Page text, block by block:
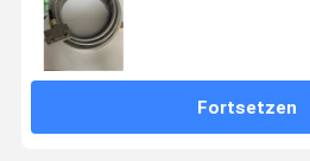
Fortsetzen